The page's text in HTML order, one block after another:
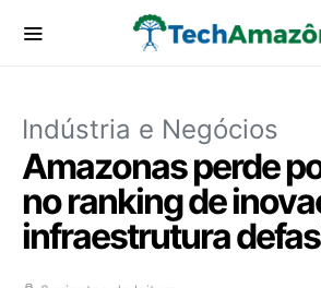
Indústria e Negócios
Amazonas perde
no ranking de
infraestrutura